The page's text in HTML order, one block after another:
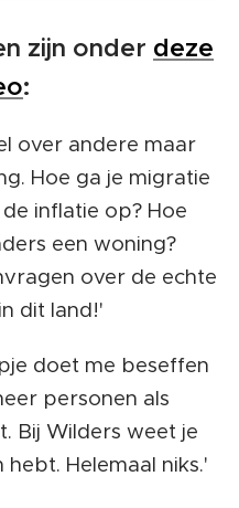
zijn onder deze
:
over andere maar
Hoe ga je migratie
inflatie op? Hoe
een woning?
over de echte
dit land!'
doet me beseffen
personen als
Bij Wilders weet je
Helemaal niks.'